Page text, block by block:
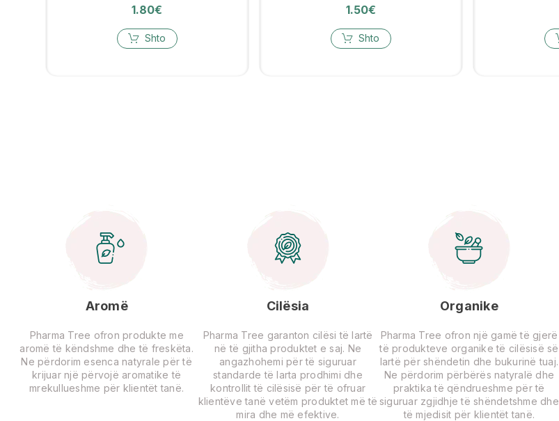
1.80€
Shto
1.50€
Shto
Aromë
Pharma Tree ofron produkte me
aromë të këndshme dhe të freskëta.
Ne përdorim esenca natyrale për të
krijuar një përvojë aromatike të
mrekullueshme për klientët tanë.
Cilësia
Pharma Tree garanton cilësi të lartë
në të gjitha produktet e saj. Ne
angazhohemi për të siguruar
standarde të larta prodhimi dhe
kontrollit të cilësisë për të ofruar
klientëve tanë vetëm produktet më të
mira dhe më efektive.
Organike
Pharma Tree ofron një gamë të gjerë
të produkteve organike të cilësisë së
lartë për shëndetin dhe bukurinë tuaj.
Ne përdorim përbërës natyralë dhe
praktika të qëndrueshme për të
siguruar zgjidhje të shëndetshme dhe
të mjedisit për klientët tanë.